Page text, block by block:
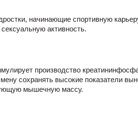
начинающие спортивную
активность.
производство
сохранять высокие показатели
мышечную массу.